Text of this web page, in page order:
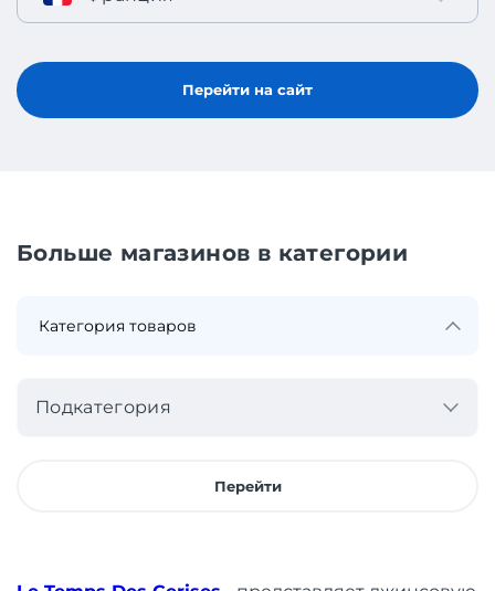
Перейти на сайт
Больше магазинов в категории
Подкатегория
Перейти